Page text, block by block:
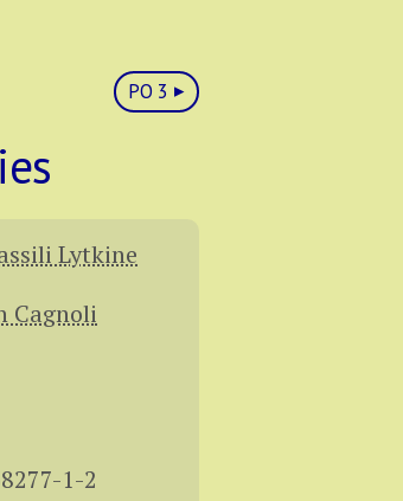
PO 3
Lytkine
Cagnoli
1-2